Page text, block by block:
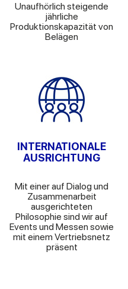
Unaufhörlich steigende
jährliche
Produktionskapazität von
Belägen
INTERNATIONALE
AUSRICHTUNG
Mit einer auf Dialog und
Zusammenarbeit
ausgerichteten
Philosophie sind wir auf
Events und Messen sowie
mit einem Vertriebsnetz
präsent